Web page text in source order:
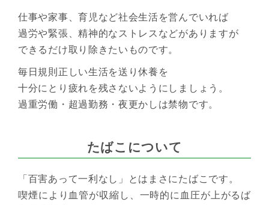
仕事や家事、育児など社会生活を営んでいれば
過労や緊張、精神的なストレスなどがありますが
できるだけ取り除きたいものです。
毎日規則正しい生活を送り休養を
十分にとり疲れを残さないようにしましょう。
過重労働・超過勤務・夜更かしは禁物です。
たばこについて
「百害あって一利なし」とはまさにたばこです。
喫煙により血管が収縮し、一時的に血圧が上がるば